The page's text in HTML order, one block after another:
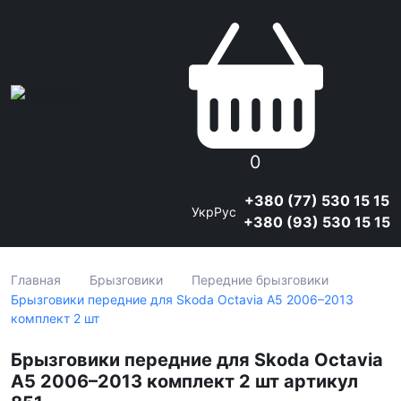
0
УкрРус
+380 (77) 530 15 15
+380 (93) 530 15 15
Главная Брызговики
Передние брызговики
Брызговики передние для Skoda Octavia A5 2006–2013
комплект 2 шт
Брызговики передние для Skoda Octavia
A5 2006–2013 комплект 2 шт артикул